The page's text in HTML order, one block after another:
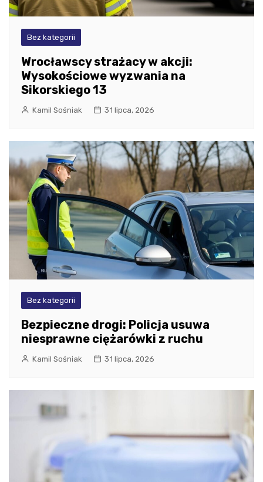
Bez kategorii
Wrocławscy strażacy w akcji:
Wysokościowe wyzwania na
Sikorskiego 13
Kamil Sośniak 31 lipca, 2026
Bez kategorii
Bezpieczne drogi: Policja usuwa
niesprawne ciężarówki z ruchu
Kamil Sośniak 31 lipca, 2026